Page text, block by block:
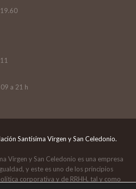
a 21 h
Santísima Virgen y San Celedonio.
Virgen y San Celedonio es una empresa
y este es uno de los principios
corporativa y de RRHH, tal y como